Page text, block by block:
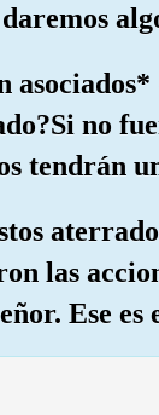
no
tendrán
las
Ese es